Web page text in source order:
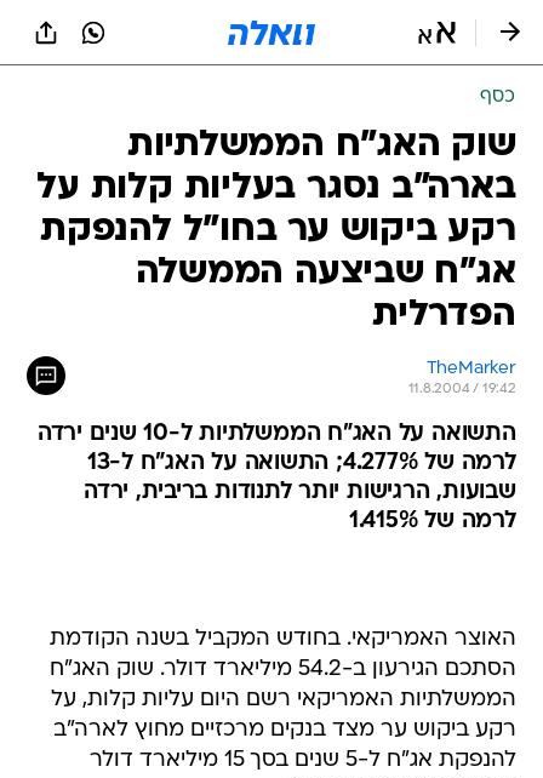
כסף
שוק האג"ח הממשלתיות
בארה"ב נסגר בעליות קלות על
רקע ביקוש ער בחו"ל להנפקת
אג"ח שביצעה הממשלה
הפדרלית
TheMarker
11.8.2004 / 19:42
התשואה על האג"ח הממשלתיות ל-10 שנים ירדה
לרמה של 4.277%; התשואה על האג"ח ל-13
שבועות, הרגישות יותר לתנודות בריבית, ירדה
לרמה של 1.415%
האוצר האמריקאי. בחודש המקביל בשנה הקודמת
הסתכם הגירעון ב-54.2 מיליארד דולר. שוק האג"ח
הממשלתיות האמריקאי רשם היום עליות קלות, על
רקע ביקוש ער מצד בנקים מרכזיים מחוץ לארה"ב
להנפקת אג"ח ל-5 שנים בסך 15 מיליארד דולר